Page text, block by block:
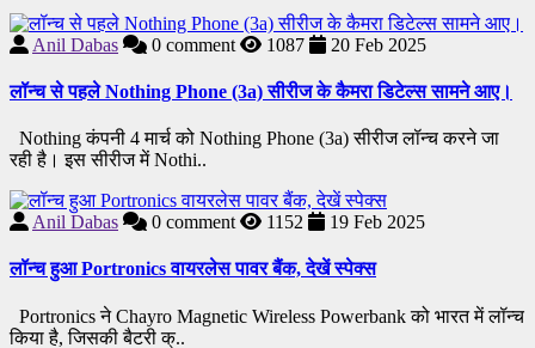
Anil Dabas 0 comment 1087 20 Feb 2025
लॉन्च से पहले Nothing Phone (3a) सीरीज के कैमरा डिटेल्स सामने आए।
Nothing कंपनी 4 मार्च को Nothing Phone (3a) सीरीज लॉन्च करने जा
रही है। इस सीरीज में Nothi..
Anil Dabas 0 comment 1152 19 Feb 2025
लॉन्च हुआ Portronics वायरलेस पावर बैंक, देखें स्पेक्स
Portronics ने Chayro Magnetic Wireless Powerbank को भारत में लॉन्च
किया है, जिसकी बैटरी क्..